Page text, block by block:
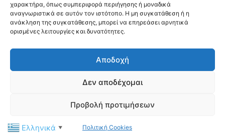
χαρακτήρα, όπως συμπεριφορά περιήγησης ή μοναδικά
αναγνωριστικά σε αυτόν τον ιστότοπο. Η μη συγκατάθεση ή η
ανάκληση της συγκατάθεσης, μπορεί να επηρεάσει αρνητικά
ορισμένες λειτουργίες και δυνατότητες.
Αποδοχή
Δεν αποδέχομαι
Προβολή προτιμήσεων
Πολιτική Cookies
FOLLOW US
@2026 I.P.A. Magnesia by paggus
Privacy & Terms Page
Επικοινωνία
Ελληνικά ▼